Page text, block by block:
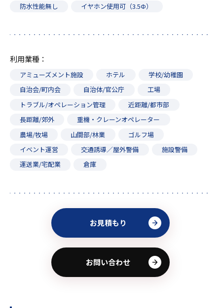
防水性能無し イヤホン使用可（3.5Ф）
利用業種
アミューズメント施設 ホテル
学校/幼稚園
自治会/町内会
自治体/官公庁
工場
トラブル/オペレーション管理
近距離/都市部
長距離/郊外
重機・クレーンオペレーター
農場/牧場
山間部/林業
ゴルフ場
イベント運営
交通誘導／屋外警備
施設警備
運送業/宅配業
倉庫
お見積もり
お問い合わせ